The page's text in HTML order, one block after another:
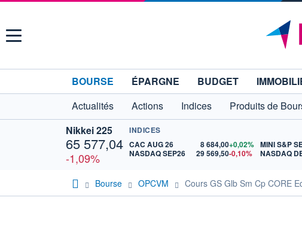
Menu
BOURSE ÉPARGNE BUDGET
Actualités
Actions Indices Produits de
Nikkei 225
65 577,04
-1,09%
INDICES
CAC AUG 26
8 684,00+0,02%
NASDAQ SEP26
29 569,50-0,10%
MINI S&P
NASDAQ
Bourse OPCVM Cours GS Glb Sm Cp CORE